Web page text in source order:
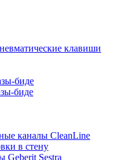
клавиши
биде
биде
каналы CleanLine
в стену
Geberit Sestra